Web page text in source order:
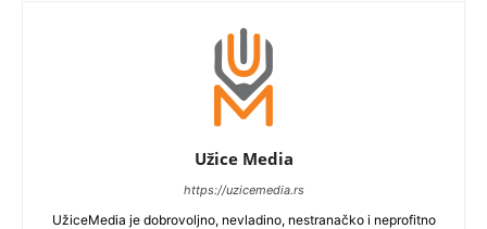
Užice Media
https://uzicemedia.rs
UžiceMedia je dobrovoljno, nevladino, nestranačko i neprofitno